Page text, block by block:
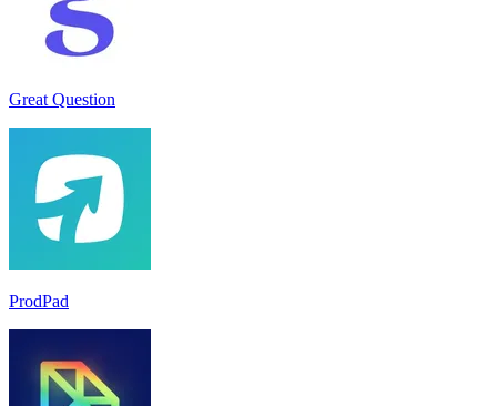
Great Question
ProdPad